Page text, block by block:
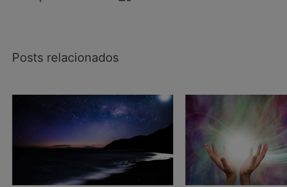
Posts relacionados